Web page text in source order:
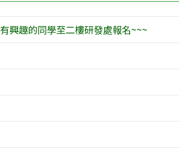
興趣的同學至二樓研發處報名~~~